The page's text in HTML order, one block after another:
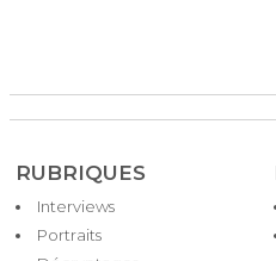
RUBRIQUES
Interviews
Portraits